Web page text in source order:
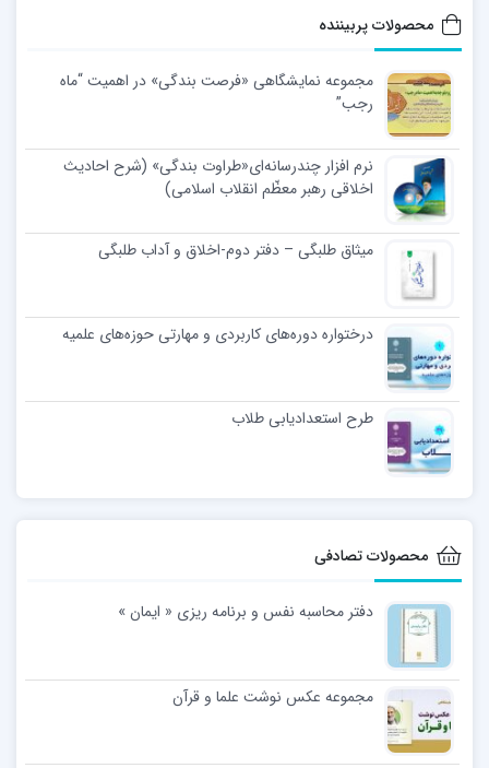
محصولات پربیننده
مجموعه نمایشگاهی «فرصت بندگی» در اهمیت “ماه
رجب”
نرم افزار چندرسانه‌ای«طراوت بندگی» (شرح احادیث
اخلاقی رهبر معظّم انقلاب اسلامی)
میثاق طلبگی – دفتر دوم-اخلاق و آداب طلبگی
درختواره دوره‌های کاربردی و مهارتی حوزه‌های علمیه
طرح استعدادیابی طلاب
محصولات تصادفی
دفتر محاسبه نفس و برنامه ریزی « ایمان »
مجموعه عکس نوشت علما و قرآن